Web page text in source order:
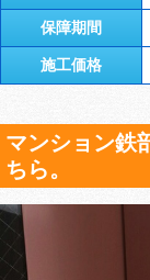
保障期間
施工価格
マンション鉄
ちら。